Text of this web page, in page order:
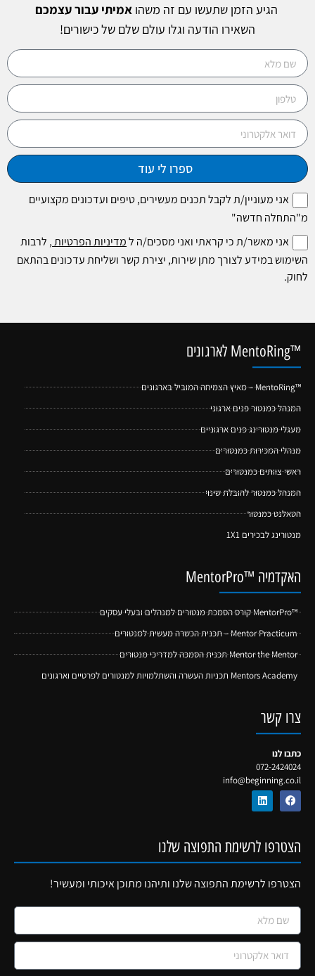
הגיע הזמן שתעשו עם זה משהואמיתי עבור עצמכם
השאירו הודעה וגלו עולם שלם של כישורים!
אני מעוניין/ת לקבל תכנים מעשירים, טיפים ועדכונים מקצועיים
מ"התחלה חדשה"
אני מאשר/ת כי קראתי ואני מסכים/ה למדיניות הפרטיות, לרבות
השימוש במידע לצורך מתן שירות, יצירת קשר ושליחת עדכונים בהתאם
לחוק.
ספרו לי עוד
™MentoRing לארגונים
™MentoRing – מאיץ הצמיחה המוביל בארגונים
המנהל כמנטור פנים ארגוני
מעגלי מנטורינג פנים ארגוניים
מנהלי המכירות כמנטורים
ראשי צוותים כמנטורים
המנהל כמנטור להובלת שינוי
הטאלנט כמנטור
מנטורינג לבכירים 1X1
האקדמיה ™MentorPro
™MentorPro קורס הסמכת מנטורים למנהלים ובעלי עסקים
Mentor Practicum – תכנית הכשרה מעשית למנטורים
Mentor the Mentor תכנית הסמכה למדריכי מנטורים
Mentors Academy תכניות העשרה והשתלמויות למנטורים לפרטיים וארגונים
צרו קשר
כתבו לנו
072-2424024
info@beginning.co.il
הצטרפו לרשימת התפוצה שלנו
הצטרפו לרשימת התפוצה שלנו ותיהנו מתוכן איכותי ומעשיר!